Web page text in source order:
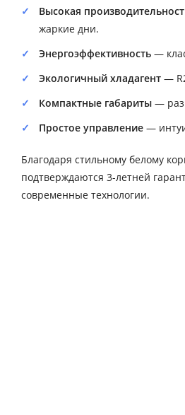
Высокая
жаркие дни.
Энергоэффективность —
Экологичный хладагент —
Компактные габариты —
Простое управление —
Благодаря стильному белому
подтверждаются 3-летней
современные технологии.